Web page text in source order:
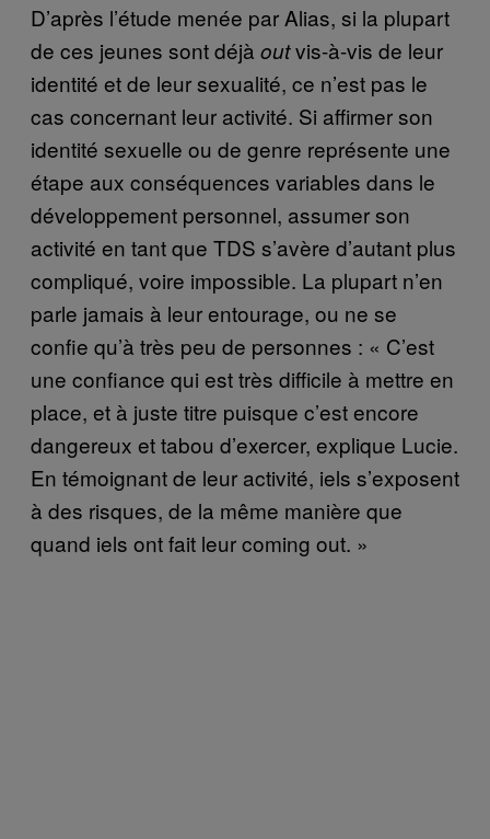
D’après l’étude menée par Alias, si la plupart
de ces jeunes sont déjà outvis-à-vis de leur
identité et de leur sexualité, ce n’est pas le
cas concernant leur activité. Si affirmer son
identité sexuelle ou de genre représente une
étape aux conséquences variables dans le
développement personnel, assumer son
activité en tant que TDS s’avère d’autant plus
compliqué, voire impossible. La plupart n’en
parle jamais à leur entourage, ou ne se
confie qu’à très peu de personnes : « C’est
une confiance qui est très difficile à mettre en
place, et à juste titre puisque c’est encore
dangereux et tabou d’exercer, explique Lucie.
En témoignant de leur activité, iels s’exposent
à des risques, de la même manière que
quand iels ont fait leur coming out. »